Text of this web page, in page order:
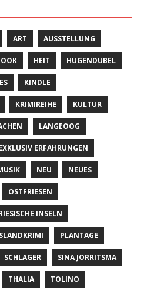
ART AUSSTELLUNG
HEIT HUGENDUBEL
KINDLE
KRIMIREIHE KULTUR
LANGEOOG
ERFAHRUNGEN
NEU NEUES
OSTFRIESEN
INSELN
PLANTAGE
SCHLAGER SINA JORRITSMA
THALIA TOLINO